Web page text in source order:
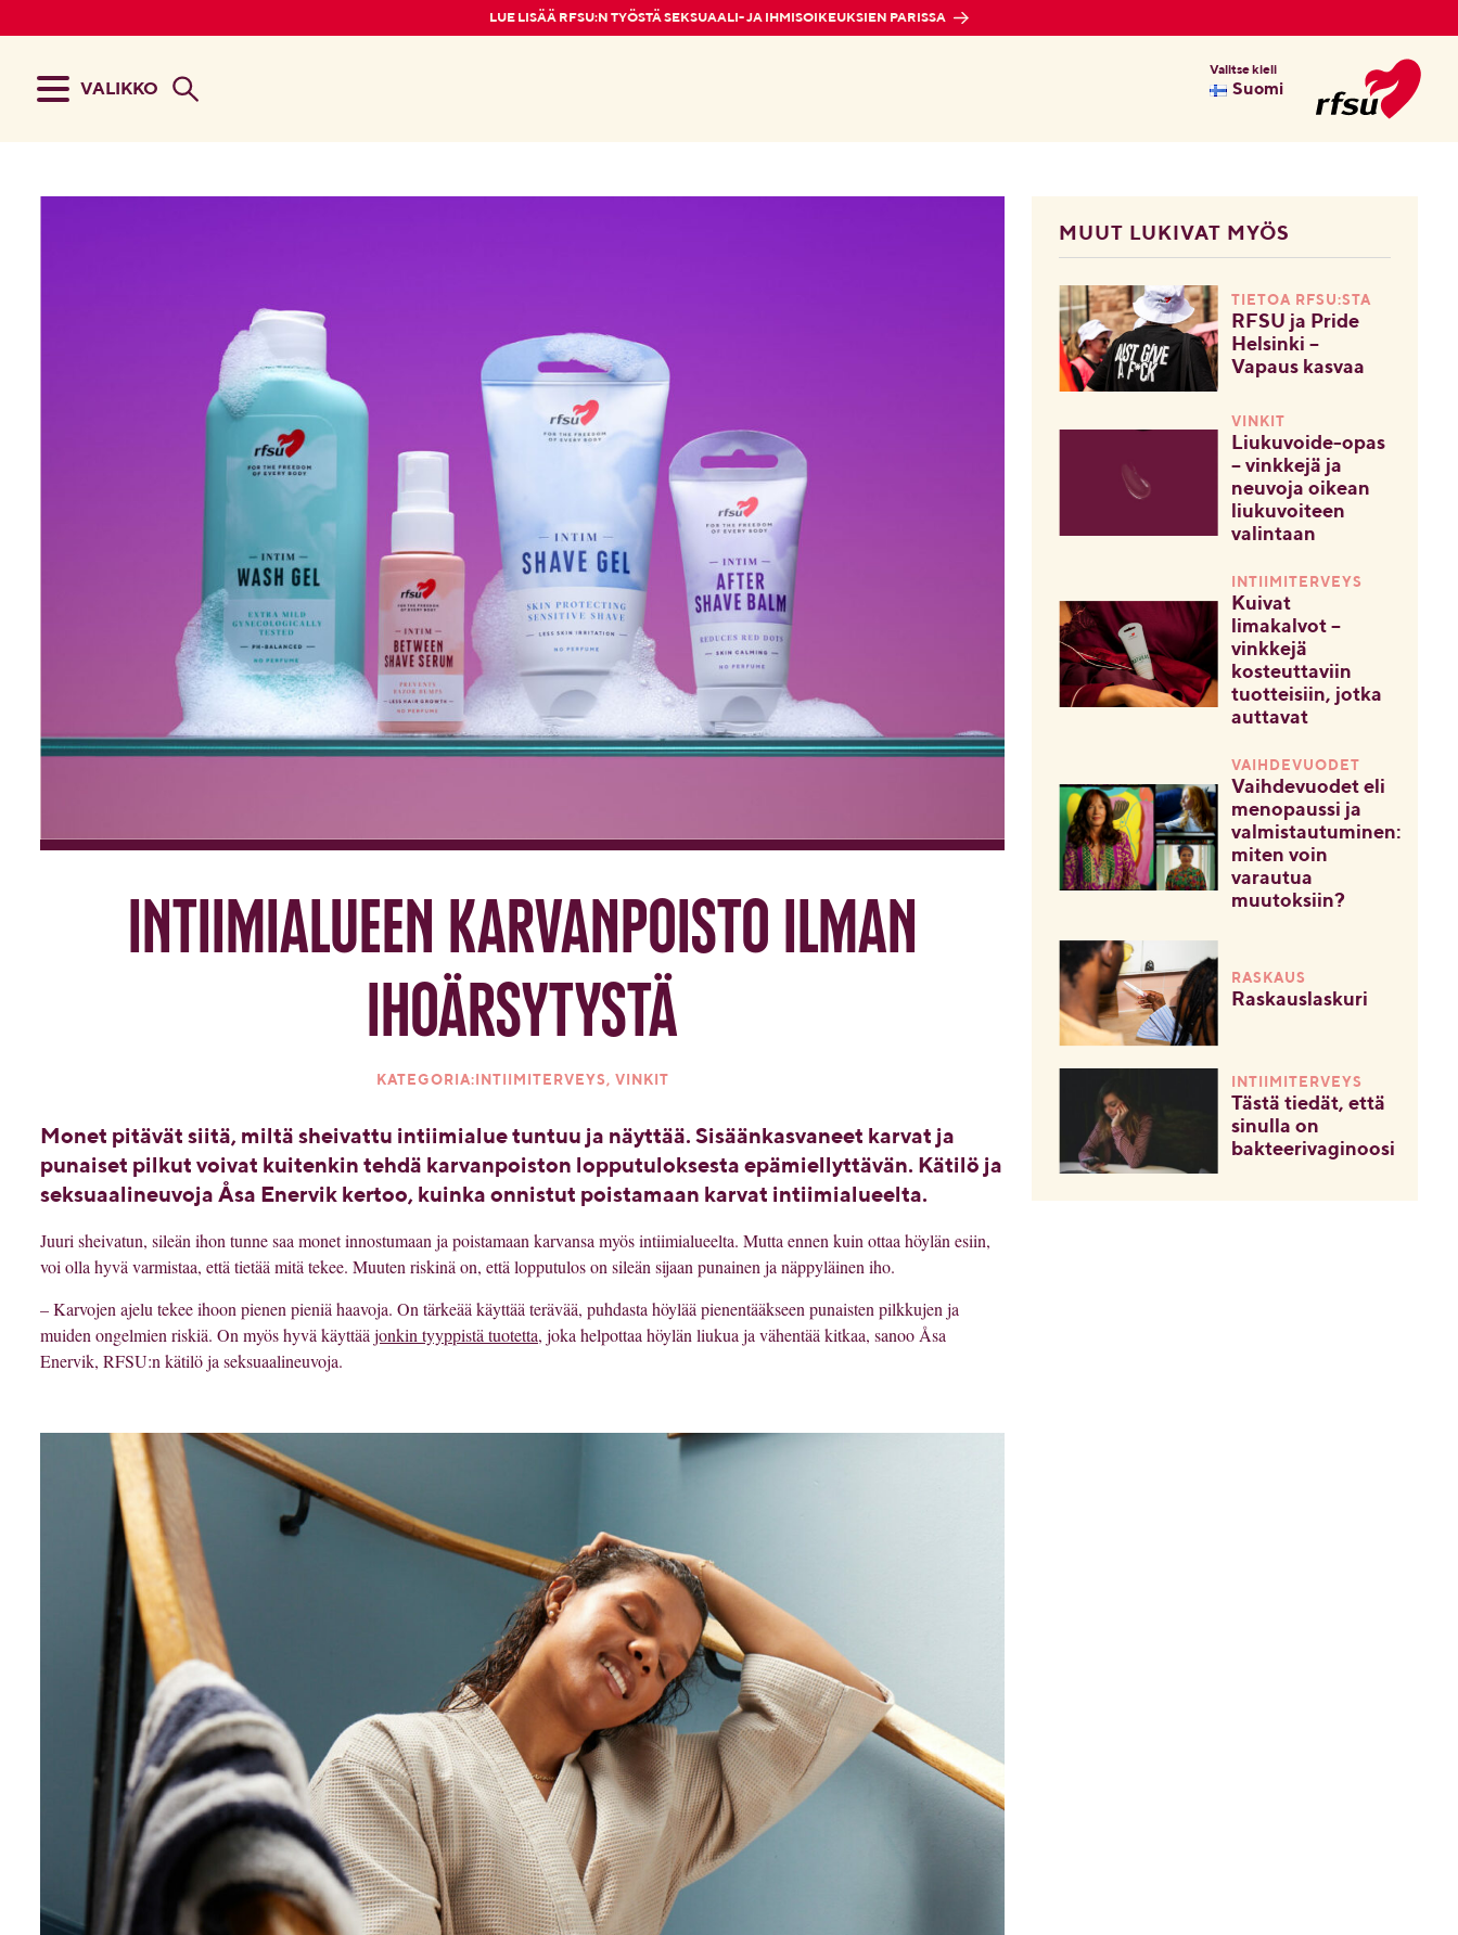
LUE LISÄÄ RFSU:N TYÖSTÄ SEKSUAALI- JA IHMISOIKEUKSIEN PARISSA
VALIKKO
Valitse kieli
Suomi
Intiimialueen karvanpoisto ilman
ihoärsytystä
KATEGORIA:INTIIMITERVEYS, VINKIT
Monet pitävät siitä, miltä sheivattu intiimialue tuntuu ja näyttää. Sisäänkasvaneet karvat ja
punaiset pilkut voivat kuitenkin tehdä karvanpoiston lopputuloksesta epämiellyttävän. Kätilö ja
seksuaalineuvoja Åsa Enervik kertoo, kuinka onnistut poistamaan karvat intiimialueelta.
Juuri sheivatun, sileän ihon tunne saa monet innostumaan ja poistamaan karvansa myös intiimialueelta. Mutta ennen kuin ottaa höylän esiin,
voi olla hyvä varmistaa, että tietää mitä tekee. Muuten riskinä on, että lopputulos on sileän sijaan punainen ja näppyläinen iho.
– Karvojen ajelu tekee ihoon pienen pieniä haavoja. On tärkeää käyttää terävää, puhdasta höylää pienentääkseen punaisten pilkkujen ja
muiden ongelmien riskiä. On myös hyvä käyttää jonkin tyyppistä tuotetta, joka helpottaa höylän liukua ja vähentää kitkaa, sanoo Åsa
Enervik, RFSU:n kätilö ja seksuaalineuvoja.
MUUT LUKIVAT MYÖS
TIETOA RFSU:STA
RFSU ja Pride
Helsinki –
Vapaus kasvaa
VINKIT
Liukuvoide-opas
– vinkkejä ja
neuvoja oikean
liukuvoiteen
valintaan
INTIIMITERVEYS
Kuivat
limakalvot –
vinkkejä
kosteuttaviin
tuotteisiin, jotka
auttavat
VAIHDEVUODET
Vaihdevuodet eli
menopaussi ja
valmistautuminen:
miten voin
varautua
muutoksiin?
RASKAUS
Raskauslaskuri
INTIIMITERVEYS
Tästä tiedät, että
sinulla on
bakteerivaginoosi